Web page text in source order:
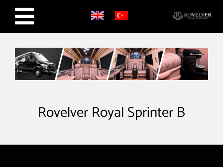
content
Rovelver Royal Sprinter B